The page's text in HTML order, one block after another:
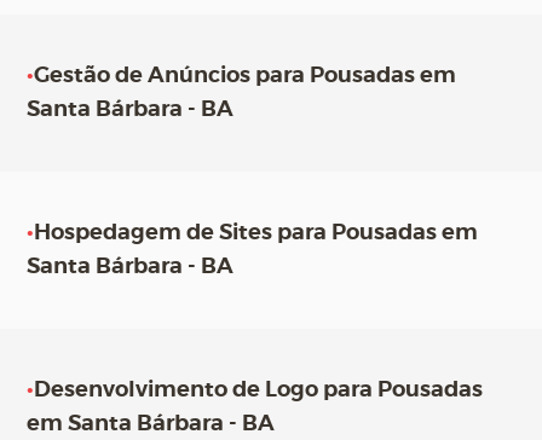
•Gestão de Anúncios para Pousadas em
Santa Bárbara - BA
• Hospedagem de Sites para Pousadas em
Santa Bárbara - BA
• Desenvolvimento de Logo para Pousadas
em Santa Bárbara - BA